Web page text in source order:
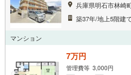
兵庫県明石市林崎
築37年/地上5階建
マンション
7万円
管理費等 3,000円